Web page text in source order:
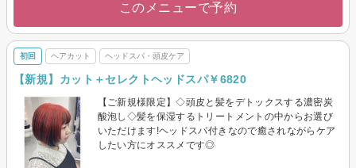
このメニューで予約
初回 ヘアカット ヘッドスパ・頭皮ケア
【新規】カット＋セレクトヘッドスパ￥6820
【ご新規様限定】◇頭皮と髪をデトックスする濃密炭
酸泡し◇髪を保湿するトリートメントの中からお選び
いただけます!ヘッドスパ付きなので癒されながらケア
したい方にオススメです◎